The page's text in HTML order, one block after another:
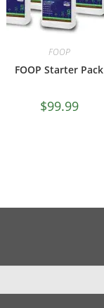
FOOP
FOOP Starter Pack
$99.99